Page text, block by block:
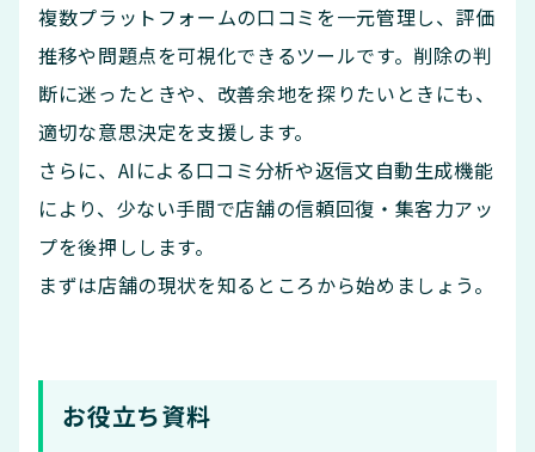
複数プラットフォームの口コミを一元管理し、評価
推移や問題点を可視化できるツールです。削除の判
断に迷ったときや、改善余地を探りたいときにも、
適切な意思決定を支援します。
さらに、AIによる口コミ分析や返信文自動生成機能
により、少ない手間で店舗の信頼回復・集客力アッ
プを後押しします。
まずは店舗の現状を知るところから始めましょう。
お役立ち資料